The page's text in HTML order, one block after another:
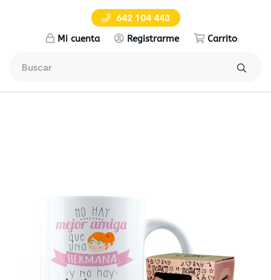
642 104 443
Mi cuenta Registrarme Carrito